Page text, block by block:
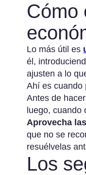
Cómo
Lo más útil es
él,
ajusten a lo
Ahí es cuando
Antes de
luego,
Aprovecha
que no se
resuélvelas
Los